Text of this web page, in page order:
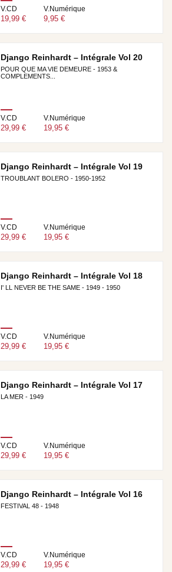
V.CD
19,99 €
V.Numérique
9,95 €
Django Reinhardt – Intégrale Vol 20
POUR QUE MA VIE DEMEURE - 1953 &
COMPLEMENTS...
V.CD
29,99 €
V.Numérique
19,95 €
Django Reinhardt – Intégrale Vol 19
TROUBLANT BOLERO - 1950-1952
V.CD
29,99 €
V.Numérique
19,95 €
Django Reinhardt – Intégrale Vol 18
I' LL NEVER BE THE SAME - 1949 - 1950
V.CD
29,99 €
V.Numérique
19,95 €
Django Reinhardt – Intégrale Vol 17
LA MER - 1949
V.CD
29,99 €
V.Numérique
19,95 €
Django Reinhardt – Intégrale Vol 16
FESTIVAL 48 - 1948
V.CD
29,99 €
V.Numérique
19,95 €